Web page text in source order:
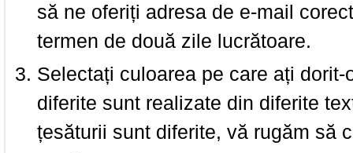
să ne oferiți adresa de e-mail
termen de două zile lucrătoare.
Selectați culoarea pe care ați
diferite sunt realizate din diferite
țesăturii sunt diferite, vă rugăm să